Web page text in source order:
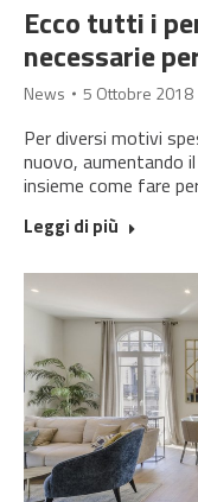
Ecco tutti i
necessarie
News 5 Ottobre 2018
Per diversi motivi
nuovo, aumentando
insieme come fare
Leggi di più